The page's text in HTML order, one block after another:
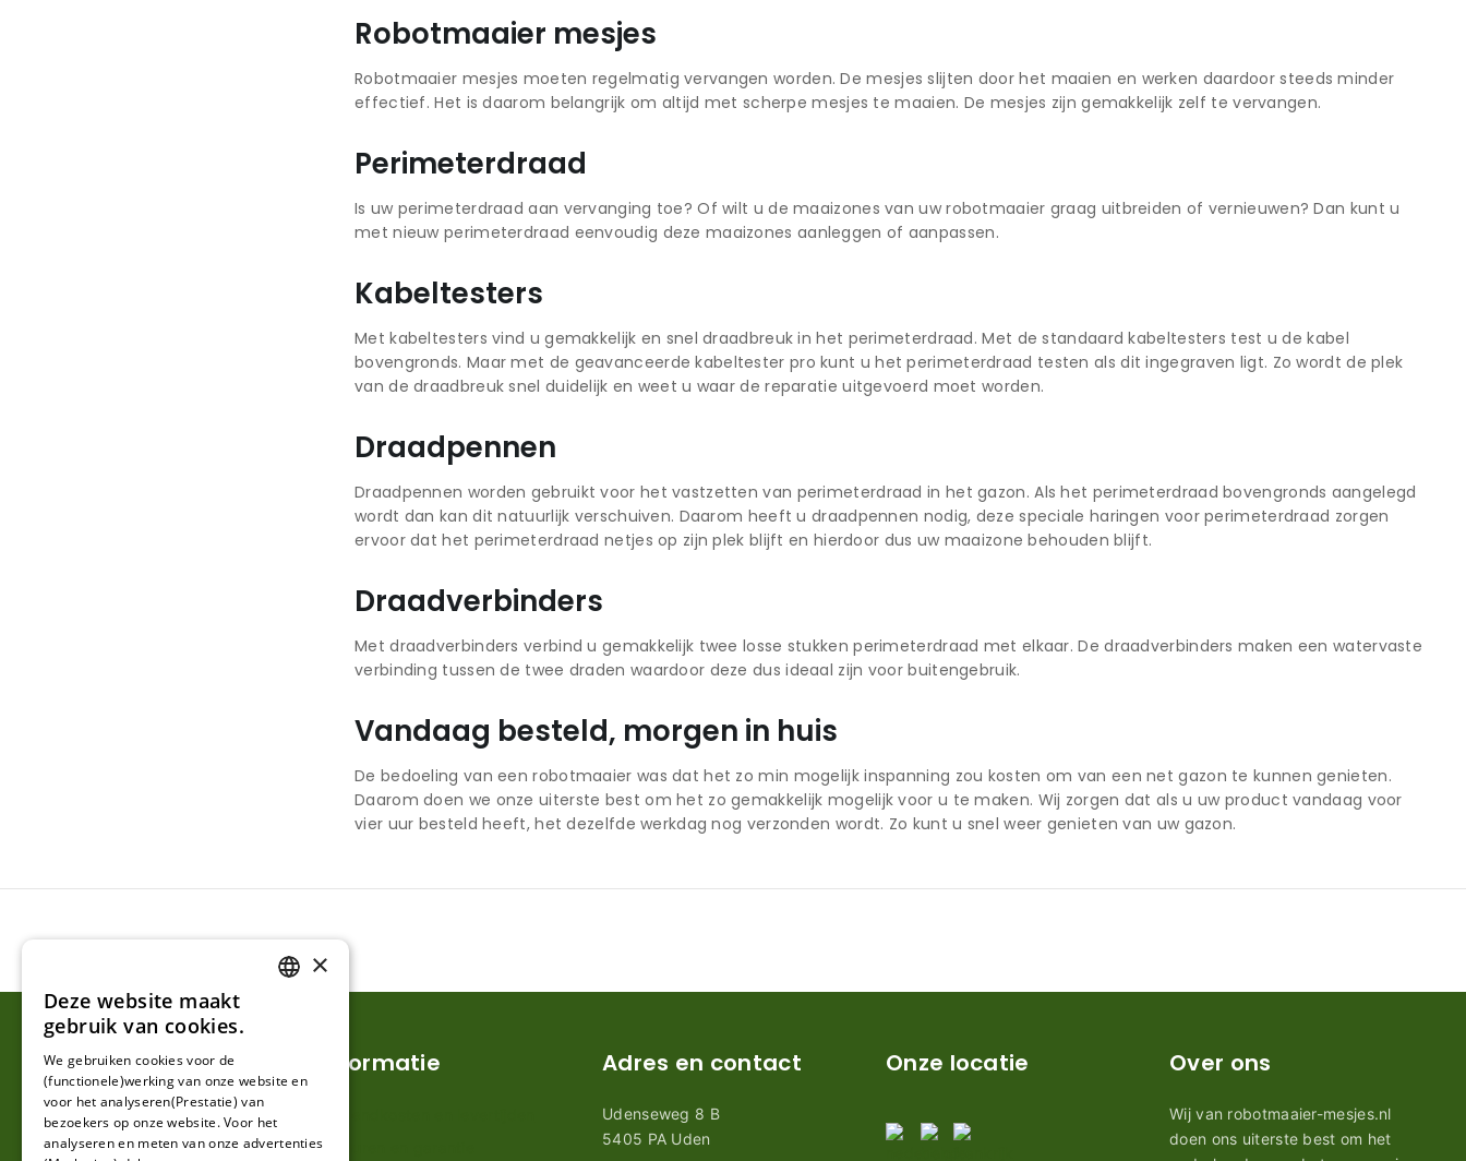
Robotmaaier mesjes
Robotmaaier mesjes moeten regelmatig vervangen worden. De mesjes slijten door het maaien en werken daardoor steeds minder
effectief. Het is daarom belangrijk om altijd met scherpe mesjes te maaien. De mesjes zijn gemakkelijk zelf te vervangen.
Perimeterdraad
Is uw perimeterdraad aan vervanging toe? Of wilt u de maaizones van uw robotmaaier graag uitbreiden of vernieuwen? Dan kunt u
met nieuw perimeterdraad eenvoudig deze maaizones aanleggen of aanpassen.
Kabeltesters
Met kabeltesters vind u gemakkelijk en snel draadbreuk in het perimeterdraad. Met de standaard kabeltesters test u de kabel
bovengronds. Maar met de geavanceerde kabeltester pro kunt u het perimeterdraad testen als dit ingegraven ligt. Zo wordt de plek
van de draadbreuk snel duidelijk en weet u waar de reparatie uitgevoerd moet worden.
Draadpennen
Draadpennen worden gebruikt voor het vastzetten van perimeterdraad in het gazon. Als het perimeterdraad bovengronds aangelegd
wordt dan kan dit natuurlijk verschuiven. Daarom heeft u draadpennen nodig, deze speciale haringen voor perimeterdraad zorgen
ervoor dat het perimeterdraad netjes op zijn plek blijft en hierdoor dus uw maaizone behouden blijft.
Draadverbinders
Met draadverbinders verbind u gemakkelijk twee losse stukken perimeterdraad met elkaar. De draadverbinders maken een watervaste
verbinding tussen de twee draden waardoor deze dus ideaal zijn voor buitengebruik.
Vandaag besteld, morgen in huis
De bedoeling van een robotmaaier was dat het zo min mogelijk inspanning zou kosten om van een net gazon te kunnen genieten.
Daarom doen we onze uiterste best om het zo gemakkelijk mogelijk voor u te maken. Wij zorgen dat als u uw product vandaag voor
vier uur besteld heeft, het dezelfde werkdag nog verzonden wordt. Zo kunt u snel weer genieten van uw gazon.
Klantenservice
Mijn account
Klantenservice
Informatie
Retouren en garantie
Adres en contact
Udenseweg 8 B
5405 PA Uden
Onze locatie Over ons
Wij van robotmaaier-mesjes.nl
doen ons uiterste best om het
GERMAN
×
Deze website maakt
gebruik van cookies.
We gebruiken cookies voor de
(functionele)werking van onze website en
voor het analyseren(Prestatie) van
bezoekers op onze website. Voor het
analyseren en meten van onze advertenties